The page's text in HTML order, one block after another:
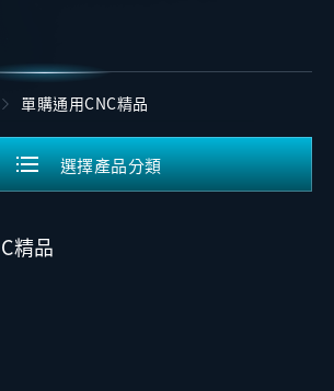
單購通用CNC精品
選擇產品分類
精品